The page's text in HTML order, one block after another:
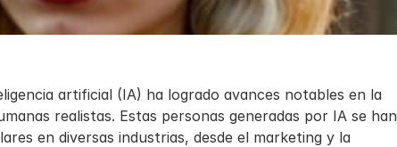
artificial (IA) ha logrado avances notables en la
realistas. Estas personas generadas por IA se han
en diversas industrias, desde el marketing y la